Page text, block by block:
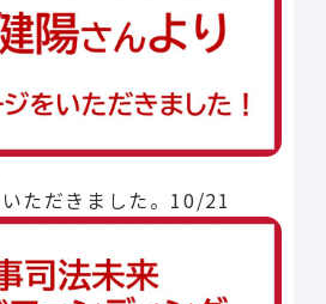
ただきました。10/21